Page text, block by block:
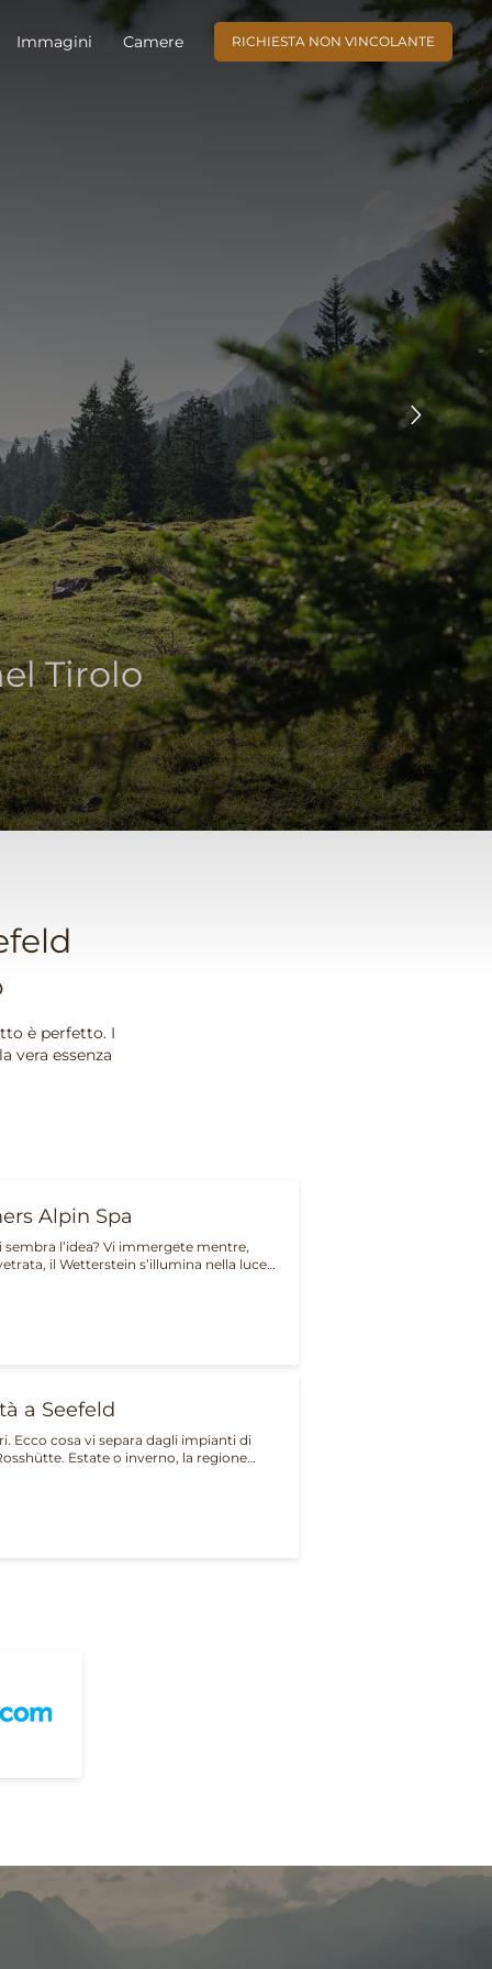
Immagini Camere RICHIESTA NON VINCOLANTE
Tirolo
è perfetto. I
vera essenza
Alpin Spa
sembra l’idea? Vi immergete mentre,
il Wetterstein s’illumina nella luce…
a Seefeld
Ecco cosa vi separa dagli impianti di
Estate o inverno, la regione…